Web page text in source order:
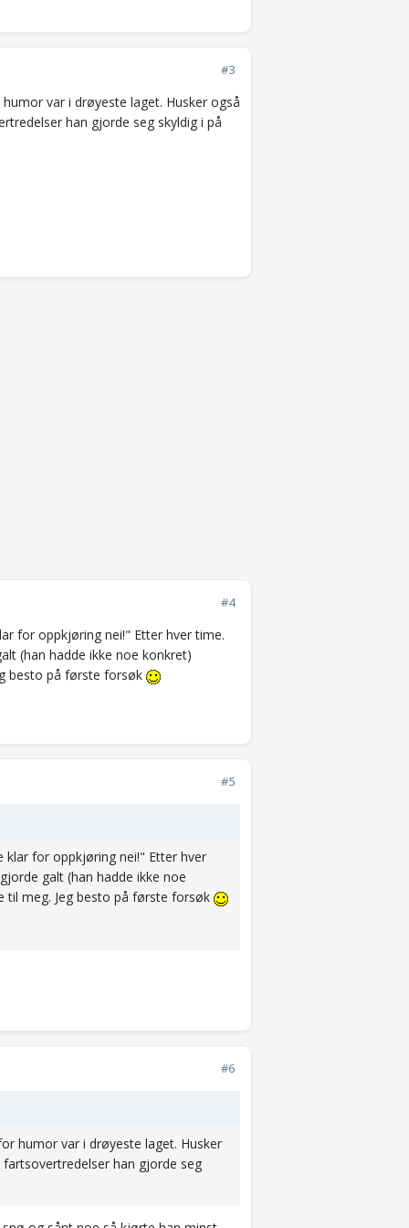
#3
var i drøyeste laget. Husker også
han gjorde seg skyldig i på
#4
for oppkjøring nei!" Etter hver time.
(han hadde ikke noe konkret)
besto på første forsøk
#5
klar for oppkjøring nei!" Etter hver
galt (han hadde ikke noe
til meg. Jeg besto på første forsøk
#6
humor var i drøyeste laget. Husker
han gjorde seg